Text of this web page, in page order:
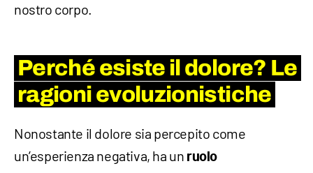
nostro corpo.
Perché esiste il dolore? Le
ragioni evoluzionistiche
Nonostante il dolore sia percepito come
un’esperienza negativa, ha un ruolo